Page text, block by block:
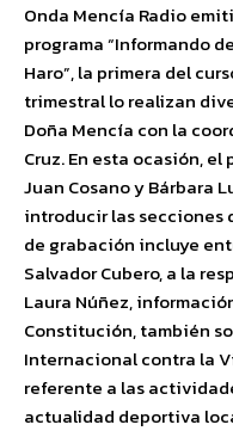
Onda Mencía Radio
programa “Informando
Haro”, la primera del
trimestral lo realizan
Doña Mencía con la
Cruz. En esta ocasión,
Juan Cosano y Bárbara
introducir las secciones
de grabación incluye
Salvador Cubero, a la
Laura Núñez,
Constitución, también
Internacional contra la
referente a las
actualidad deportiva